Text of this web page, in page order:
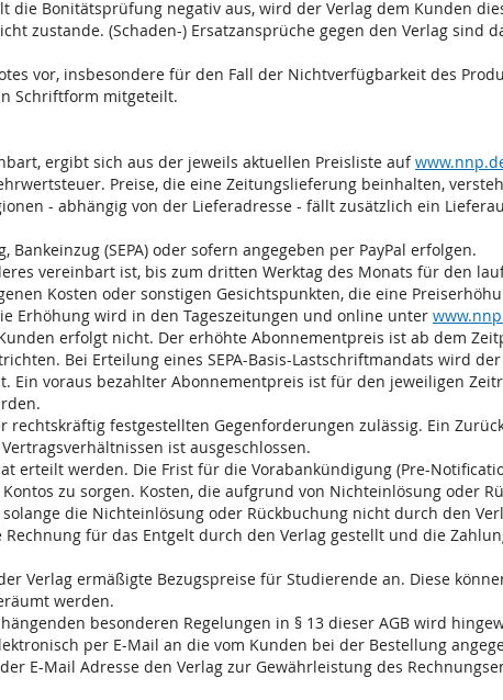
die Bonitätsprüfung negativ aus, wird der Verlag dem Kunden
zustande. (Schaden-) Ersatzansprüche gegen den Verlag sind
vor, insbesondere für den Fall der Nichtverfügbarkeit des
Schriftform mitgeteilt.
ergibt sich aus der jeweils aktuellen Preisliste auf
Preise, die eine Zeitungslieferung beinhalten,
- abhängig von der Lieferadresse - fällt zusätzlich ein
(SEPA) oder sofern angegeben per PayPal erfolgen.
vereinbart ist, bis zum dritten Werktag des Monats für den
Kosten oder sonstigen Gesichtspunkten, die eine
Erhöhung wird in den Tageszeitungen und online unter
erfolgt nicht. Der erhöhte Abonnementpreis ist ab dem
Bei Erteilung eines SEPA-Basis-Lastschriftmandats wird
Ein voraus bezahlter Abonnementpreis ist für den jeweiligen
festgestellten Gegenforderungen zulässig. Ein
ist ausgeschlossen.
erteilt werden. Die Frist für die Vorabankündigung (Pre-
zu sorgen. Kosten, die aufgrund von Nichteinlösung oder
die Nichteinlösung oder Rückbuchung nicht durch den
für das Entgelt durch den Verlag gestellt und die
Verlag ermäßigte Bezugspreise für Studierende an. Diese
werden.
besonderen Regelungen in § 13 dieser AGB wird
per E-Mail an die vom Kunden bei der Bestellung
E-Mail Adresse den Verlag zur Gewährleistung des